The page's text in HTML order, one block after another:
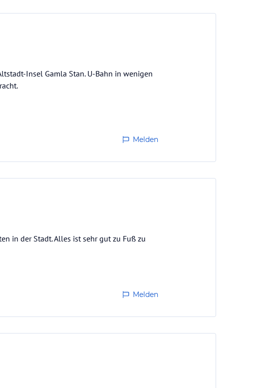
Insel Gamla Stan. U-Bahn in wenigen
Melden
in der Stadt. Alles ist sehr gut zu Fuß zu
Melden